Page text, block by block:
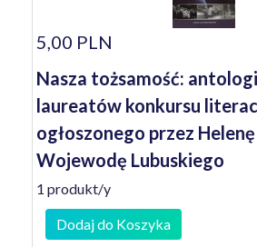
5,00 PLN
Nasza tożsamość:
laureatów konkursu
ogłoszonego przez
Wojewodę Lubuskiego
1 produkt/y
Dodaj do Koszyka